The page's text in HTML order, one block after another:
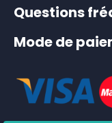
Questions
Mode de